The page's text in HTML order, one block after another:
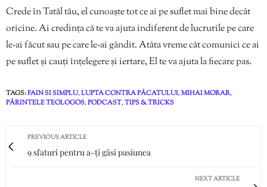
Crede în Tatăl tău, el cunoaște tot ce ai pe suflet mai bine decât
oricine. Ai credința că te va ajuta indiferent de lucrurile pe care
le-ai făcut sau pe care le-ai gândit. Atâta vreme cât comunici ce ai
pe suflet și cauți înțelegere și iertare, El te va ajuta la fiecare pas.
TAGS:FAIN SI SIMPLU,LUPTA CONTRA PĂCATULUI,MIHAI MORAR,
PĂRINTELE TEOLOGOS,PODCAST,TIPS & TRICKS
PREVIOUS ARTICLE
9 sfaturi pentru a-ți găsi pasiunea
NEXT ARTICLE